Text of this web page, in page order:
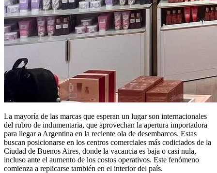
La mayoría de las marcas que esperan un lugar son internacionales
del rubro de indumentaria, que aprovechan la apertura importadora
para llegar a Argentina en la reciente ola de desembarcos. Estas
buscan posicionarse en los centros comerciales más codiciados de la
Ciudad de Buenos Aires, donde la vacancia es baja o casi nula,
incluso ante el aumento de los costos operativos. Este fenómeno
comienza a replicarse también en el interior del país.